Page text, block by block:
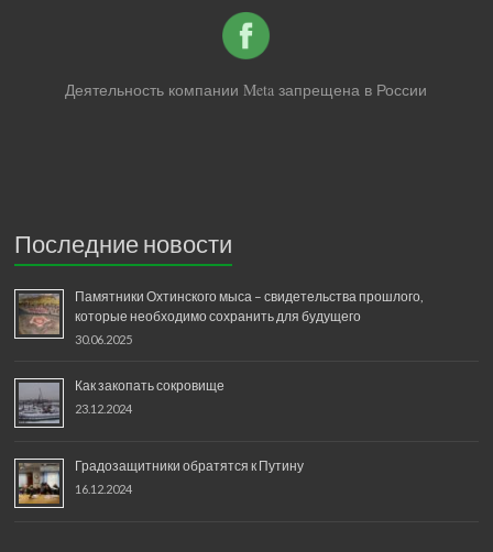
Деятельность компании Meta запрещена в России
Последние новости
Памятники Охтинского мыса – свидетельства прошлого,
которые необходимо сохранить для будущего
30.06.2025
Как закопать сокровище
23.12.2024
Градозащитники обратятся к Путину
16.12.2024